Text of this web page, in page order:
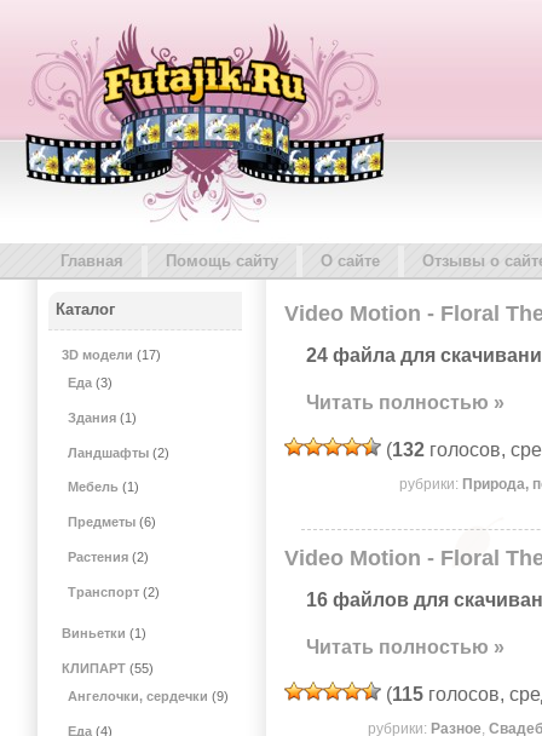
Главная Помощь сайту О сайте Отзывы о
Video Motion - Floral
24 файла для
Читать полностью »
(132 голосов,
рубрики: Природа,
Video Motion - Floral
16 файлов для
Читать полностью »
(115 голосов,
рубрики: Разное,
Каталог
3D модели (17)
Еда (3)
Здания (1)
Ландшафты (2)
Мебель (1)
Предметы (6)
Растения (2)
Транспорт (2)
Виньетки (1)
КЛИПАРТ(55)
Ангелочки, сердечки (9)
Еда (4)